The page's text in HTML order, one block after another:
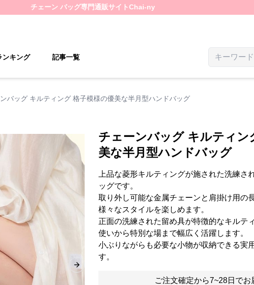
チェーン バッグ専門通販サイトChai-ny
ンキング 記事一覧
バッグ キルティング 格子模様の優美な半月型ハンドバッグ
Next slide
チェーンバッグ キルティン
美な半月型ハンドバッグ
上品な菱形キルティングが施された洗練さ
ッグです。
取り外し可能な金属チェーンと肩掛け用の
様々なスタイルを楽しめます。
正面の洗練された留め具が特徴的なキルテ
使いから特別な場まで幅広く活躍します。
小ぶりながらも必要な小物が収納できる実
す。
ご注文確定から7~28日でお